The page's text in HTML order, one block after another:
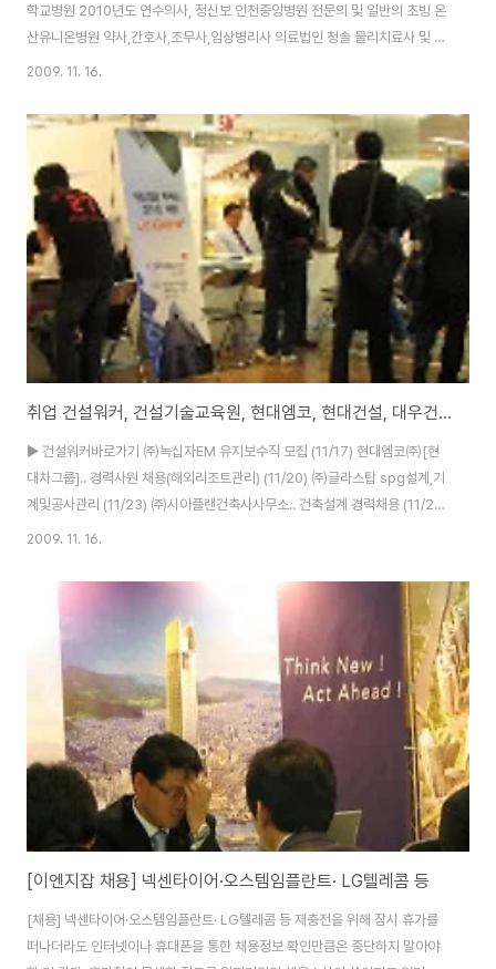
학교병원 2010년도 연수의사, 정신보 인천중앙병원 전문의 및 일반의 초빙 온
산유니온병원 약사,간호사,조무사,임상병리사 의료법인 청솔 물리치료사 및 영
양사 모집 성심의원 물리치료사 구합니다 강남세브란스병 2010학년도 일반
빙 힐링가든노인병 역량있는 한의과 진료과장님을 국립암센터 2010년도 전
임의 채용공고 닥터론 ▶ 메디컬잡바로가기 회사명 모집부문 구분 지역 마감
종로의료부 ★전남광주한방/한의사초빙★ 무관 전남 12/14 종로의료부 ★내
과전문의/충북준종합★ 무관 충북 12/14 종로의료부 ★정형외과.한의사초
빙/군포시준종합★ 무관 경기 12/14 종로의료부 ★가정의..
2009. 11. 16.
취업 건설워커, 건설기술교육원, 현대엠코, 현대건설, 대우건설, 시아플랜건축, GS건설
▶ 건설워커바로가기 ㈜녹십자EM 유지보수직 모집 (11/17) 현대엠코㈜[현
대차그룹].. 경력사원 채용(해외리조트관리) (11/20) ㈜글라스탑 spg설계,기
계및공사관리 (11/23) ㈜시아플랜건축사사무소.. 건축설계 경력채용 (11/22)
제일종합기술㈜ 대졸 신입사원 모집 (11/18) 건설기술교육원 2009년도 해
(11/23) ㈜대우건설 해외현장 근로자 모집 (11/17) 매천도시개발 건설 공무
(채용시) 헤드헌팅 건설워커 헤드헌팅 서비스 (채용시) ㈜현대종합설계 경력
사원(건축설계) 채용 (채용시) 한국생산기술연구원 건축/경영/연구부문 ㈜
SOC건설엔지니.. 토목분야(철도/도시철.. 지이라이팅코리아 조명/건축/인테
리어 유니슨이앤씨..
2009. 11. 16.
[이엔지잡 채용] 넥센타이어·오스템임플란트· LG텔레콤 등
[채용] 넥센타이어·오스템임플란트· LG텔레콤 등 재충전을 위해 잠시 휴가를
떠나더라도 인터넷이나 휴대폰을 통한 채용정보 확인만큼은 중단하지 말아야